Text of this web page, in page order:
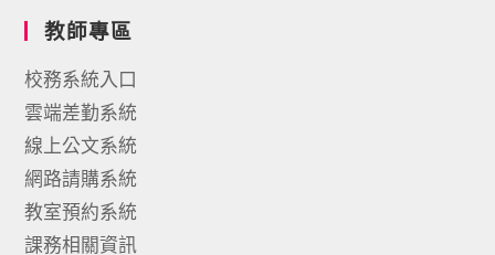
教師專區
校務系統入口
雲端差勤系統
線上公文系統
網路請購系統
教室預約系統
課務相關資訊